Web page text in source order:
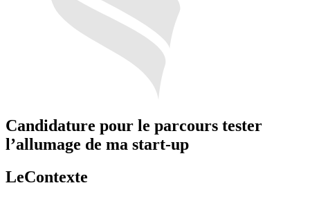
Candidature pour le parcours tester
l’allumage de ma start-up
LeContexte